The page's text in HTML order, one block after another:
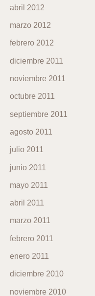
abril 2012
marzo 2012
febrero 2012
diciembre 2011
noviembre 2011
octubre 2011
septiembre 2011
agosto 2011
julio 2011
junio 2011
mayo 2011
abril 2011
marzo 2011
febrero 2011
enero 2011
diciembre 2010
noviembre 2010